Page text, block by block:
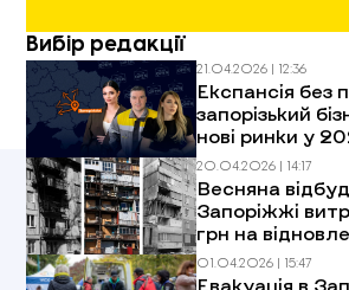
Вибір редакції
21.04.2026 | 12:36
Експансія без
запорізький
нові ринки у
20.04.2026 | 14:17
Весняна
Запоріжжі
грн на
обстрілів
01.04.2026 | 15:47
Евакуація в